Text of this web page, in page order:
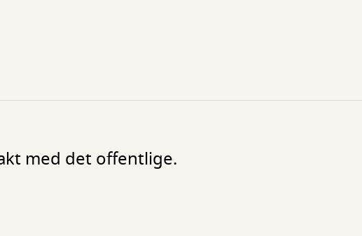
med det offentlige.